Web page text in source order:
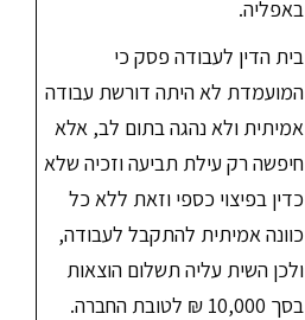
באפליה.
בית הדין לעבודה פסק כי
המועמדת לא היתה דורשת עבודה
אמיתית ולא נהגה בתום לב, אלא
חיפשה רק עילת תביעה וזכיה שלא
כדין בפיצוי כספי וזאת ללא כל
כוונה אמיתית להתקבל לעבודה,
ולכן השית עליה תשלום הוצאות
בסך 10,000 ₪ לטובת החברה.